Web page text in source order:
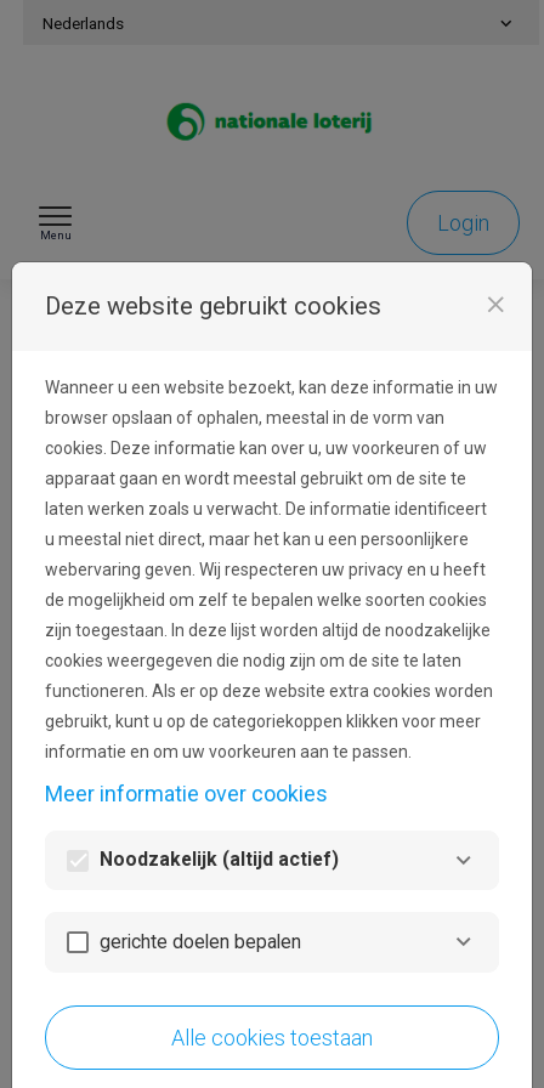
Naar inhoud gaan
Nederlands
Menu
Login
Identificatie
Aanmelden
Het e-mailadres van uw account wordt gebruikt
voor communicatie over uw aanvraag. Deze
communicatie zal afkomstig zijn van het adres
noreply@nationale-loterij.be.
visibility
Wachtwoord vergeten?
Login
Een nieuw account aanmaken
Creëer een gebruikersaccount om een aanvraag
Deze website gebruikt cookies close
Wanneer u een website bezoekt, kan deze informatie in uw
browser opslaan of ophalen, meestal in de vorm van
cookies. Deze informatie kan over u, uw voorkeuren of uw
apparaat gaan en wordt meestal gebruikt om de site te
laten werken zoals u verwacht. De informatie identificeert
u meestal niet direct, maar het kan u een persoonlijkere
webervaring geven. Wij respecteren uw privacy en u heeft
de mogelijkheid om zelf te bepalen welke soorten cookies
zijn toegestaan. In deze lijst worden altijd de noodzakelijke
cookies weergegeven die nodig zijn om de site te laten
functioneren. Als er op deze website extra cookies worden
gebruikt, kunt u op de categoriekoppen klikken voor meer
informatie en om uw voorkeuren aan te passen.
Meer informatie over cookies
Noodzakelijk (altijd actief)
gerichte doelen bepalen
Alle cookies toestaan